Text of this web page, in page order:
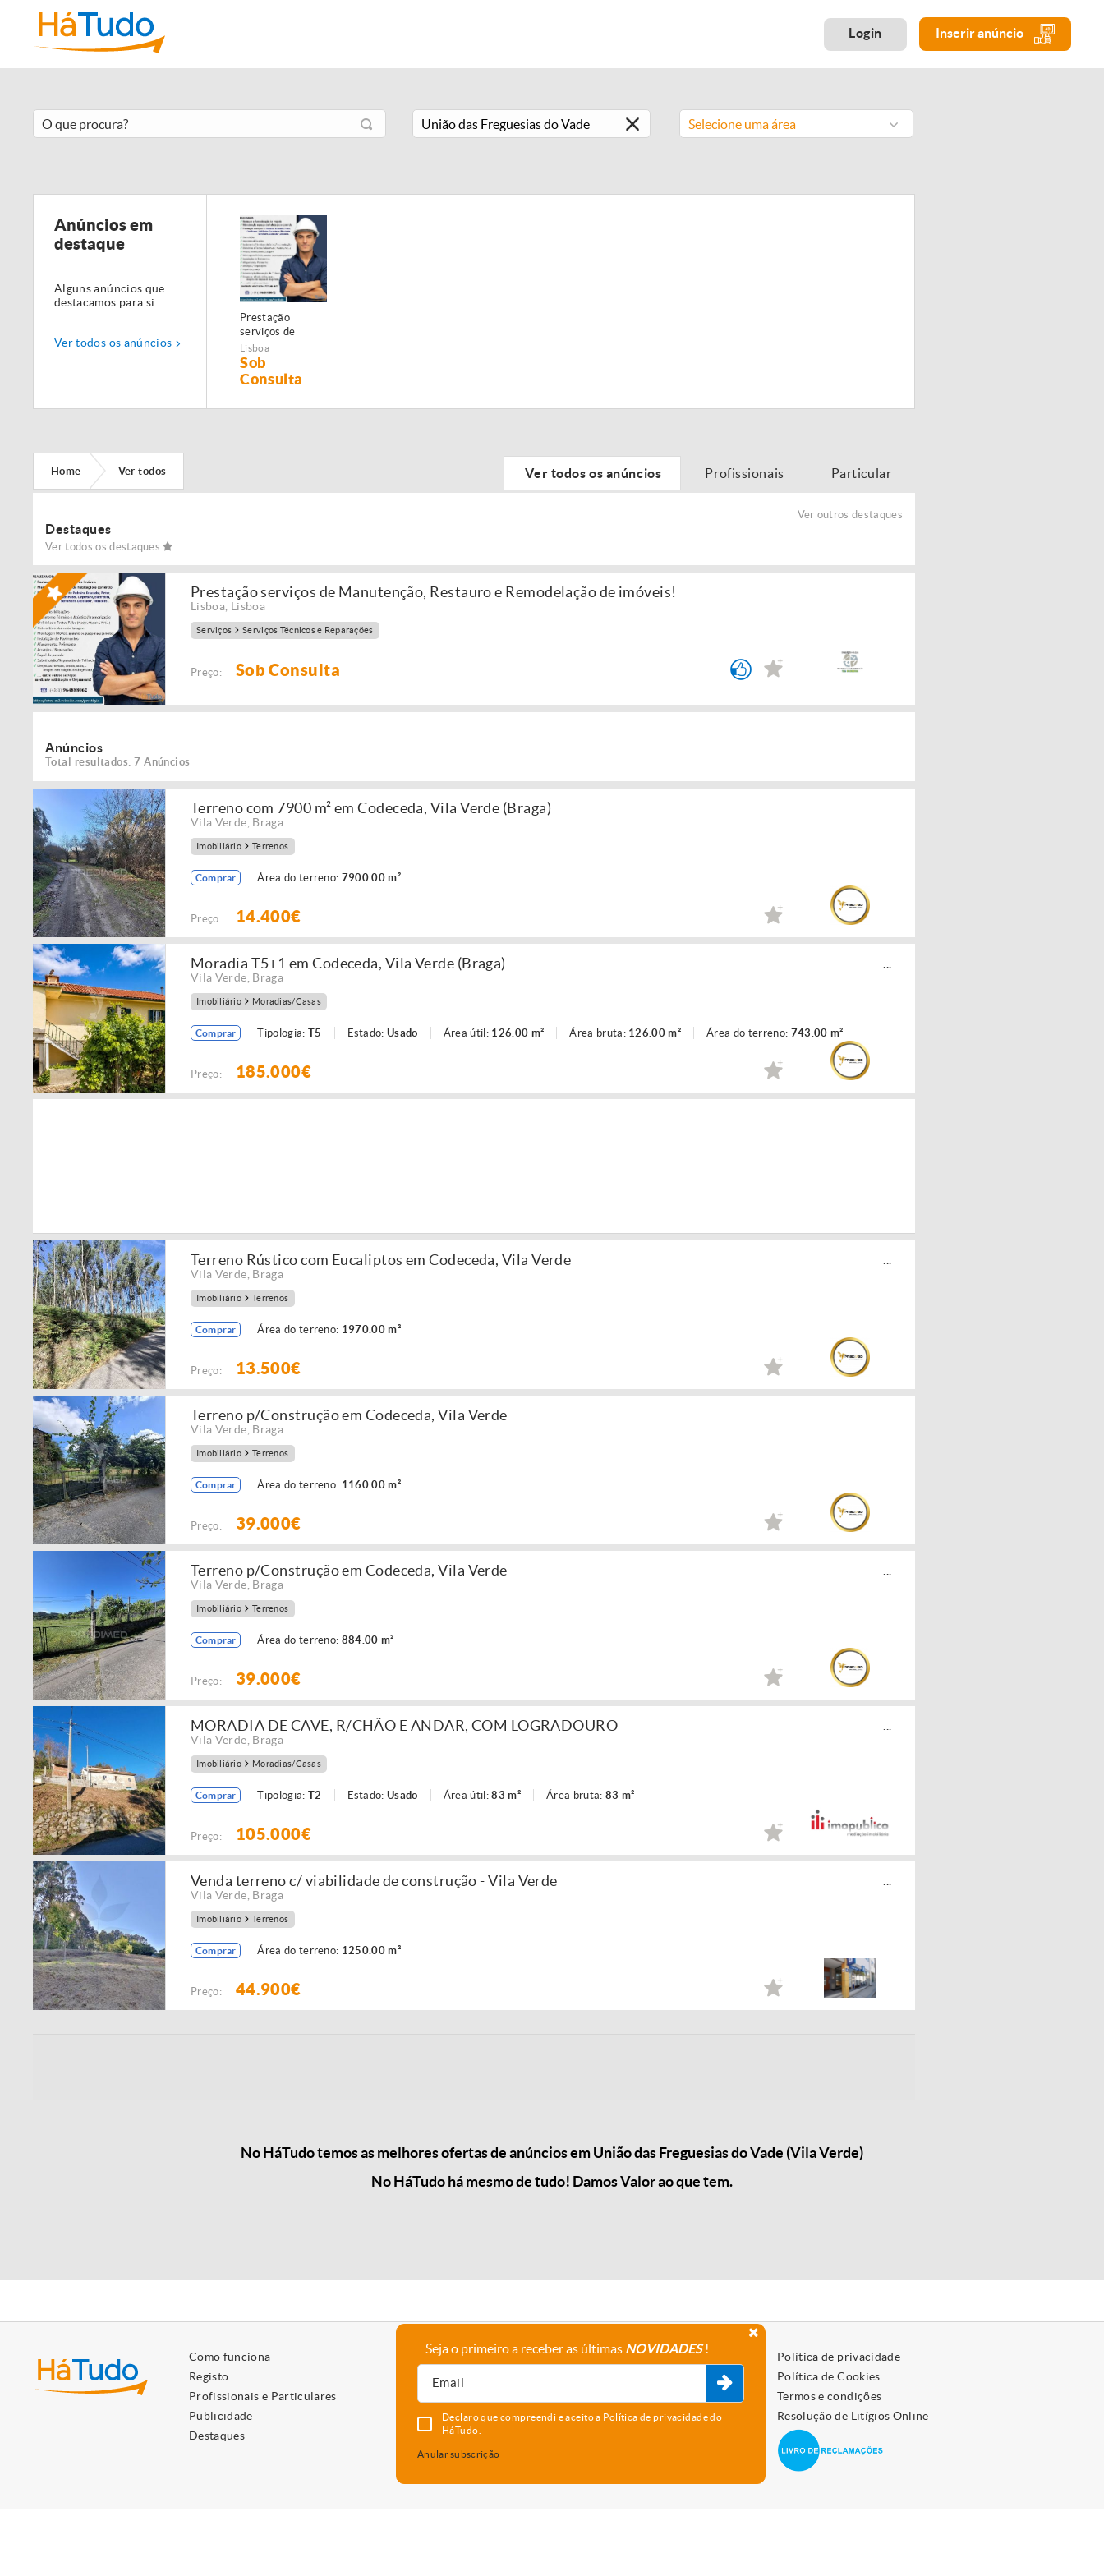
Login Inserir anúncio
Selecione uma área
Anúncios em
destaque
Alguns anúncios que
destacamos para si.
Ver todos os anúncios
Prestação
serviços de
Manutenção,
Restauro e
Remodelação de
imóveis!
Lisboa
Sob
Consulta
Home Ver todos Ver todos os anúncios Profissionais Particular
Ver outros destaques
Destaques
Ver todos os destaques
Prestação serviços de Manutenção, Restauro e Remodelação de imóveis!
Lisboa Lisboa
Serviços Serviços Técnicos e Reparações
Preço: Sob Consulta
Anúncios
Total resultados: 7 Anúncios
Terreno com 7900 m² em Codeceda, Vila Verde (Braga)
Vila Verde Braga
Imobiliário Terrenos
Comprar Área do terreno: 7900.00 m²
Preço: 14.400€
Moradia T5+1 em Codeceda, Vila Verde (Braga)
Vila Verde Braga
Imobiliário Moradias/Casas
Comprar Tipologia: T5 Estado:Usado Área útil: 126.00 m² Área bruta: 126.00 m² Área do terreno: 743.00 m²
Preço: 185.000€
Terreno Rústico com Eucaliptos em Codeceda, Vila Verde
Vila Verde Braga
Imobiliário Terrenos
Comprar Área do terreno: 1970.00 m²
Preço: 13.500€
Terreno p/Construção em Codeceda, Vila Verde
Vila Verde Braga
Imobiliário Terrenos
Comprar Área do terreno: 1160.00 m²
Preço: 39.000€
Terreno p/Construção em Codeceda, Vila Verde
Vila Verde Braga
Imobiliário Terrenos
Comprar Área do terreno: 884.00 m²
Preço: 39.000€
MORADIA DE CAVE, R/CHÃO E ANDAR, COM LOGRADOURO
Vila Verde Braga
Imobiliário Moradias/Casas
Comprar Tipologia: T2 Estado:Usado Área útil:83 m² Área bruta: 83 m²
Preço: 105.000€
Venda terreno c/ viabilidade de construção - Vila Verde
Vila Verde Braga
Imobiliário Terrenos
Comprar Área do terreno: 1250.00 m²
Preço: 44.900€
No HáTudo temos as melhores ofertas de anúncios em União das Freguesias do Vade (Vila Verde)
No HáTudo há mesmo de tudo! Damos Valor ao que tem.
Como funciona
Registo
Profissionais e Particulares
Publicidade
Destaques
A empresa
Parceiros
Política de privacidade
Política de Cookies
Termos e condições
Resolução de Litígios Online
Seja o primeiro a receber as últimas NOVIDADES!
Declaro que compreendi e aceito a Política de privacidadedo
HáTudo.
Anular subscrição